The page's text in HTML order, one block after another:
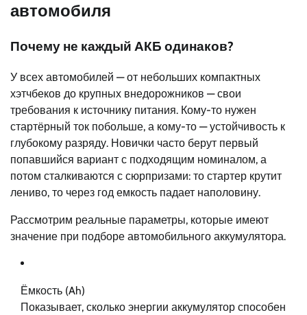
автомобиля
Почему не каждый АКБ одинаков?
У всех автомобилей — от небольших компактных
хэтчбеков до крупных внедорожников — свои
требования к источнику питания. Кому-то нужен
стартёрный ток побольше, а кому-то — устойчивость к
глубокому разряду. Новички часто берут первый
попавшийся вариант с подходящим номиналом, а
потом сталкиваются с сюрпризами: то стартер крутит
лениво, то через год емкость падает наполовину.
Рассмотрим реальные параметры, которые имеют
значение при подборе автомобильного аккумулятора.
Ёмкость (Ah)
Показывает, сколько энергии аккумулятор способен